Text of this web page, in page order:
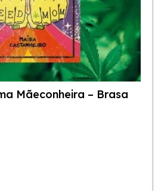
Mãeconheira – Brasa